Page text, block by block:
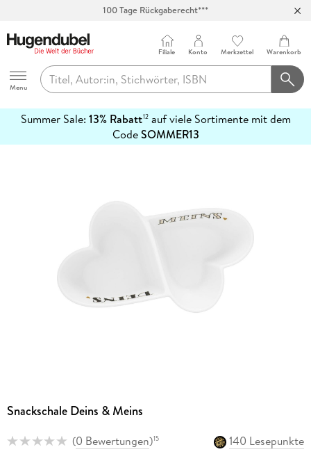
100 Tage Rückgaberecht***
Hugendubel
Menu
Filiale Konto Merkzettel Warenkorb
Summer Sale: 13% Rabatt12auf viele Sortimente mit dem
CodeSOMMER13
erfahren
Snackschale Deins & Meins
(0 Bewertungen)15
140 Lesepunkte